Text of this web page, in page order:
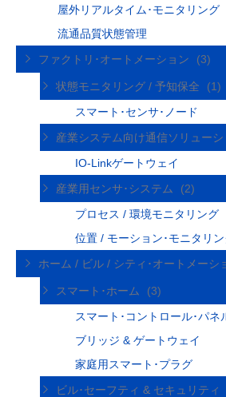
屋外リアルタイム･モニタリング
流通品質状態管理
ファクトリ･オートメーション
(3)
状態モニタリング / 予知保全
(1)
スマート･センサ･ノード
産業システム向け通信ソリューシ
IO-Linkゲートウェイ
産業用センサ･システム
(2)
プロセス / 環境モニタリング
位置 / モーション･モニタリ
ホーム / ビル / シティ･オートメーシ
スマート･ホーム
(3)
スマート･コントロール･パネ
ブリッジ & ゲートウェイ
家庭用スマート･プラグ
ビル･セーフティ & セキュリティ